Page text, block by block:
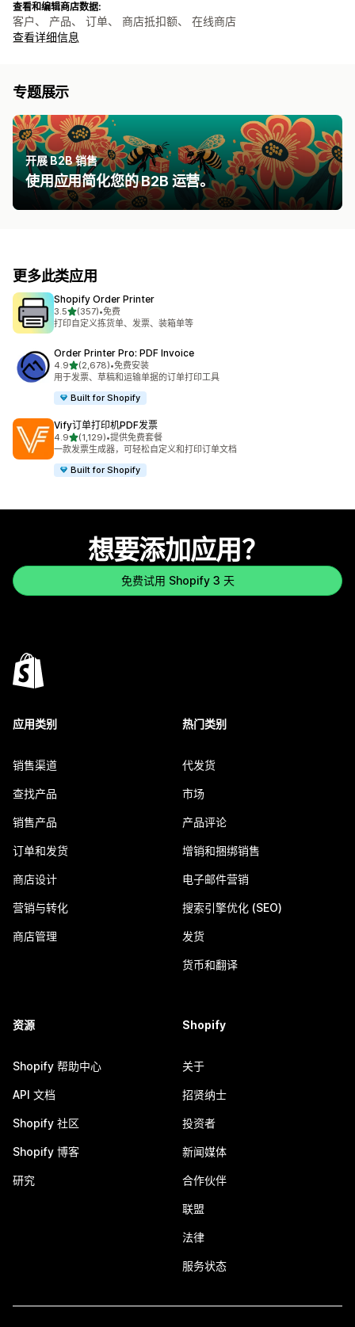
查看和编辑商店数据:
客户、 产品、 订单、 商店抵扣额、 在线商店
查看详细信息
专题展示
开展 B2B 销售
使用应用简化您的 B2B 运营。
更多此类应用
Shopify Order Printer
3.5星（满分 5 星）
(357)
总共 357 条评论
•免费
打印自定义拣货单、发票、装箱单等
Order Printer Pro: PDF Invoice
4.9星（满分 5 星）
(2,678)
总共 2678 条评论
•免费安装
用于发票、草稿和运输单据的订单打印工具
Built for Shopify
Vify订单打印机PDF发票
4.9星（满分 5 星）
(1,129)
总共 1129 条评论
•提供免费套餐
一款发票生成器，可轻松自定义和打印订单文档
Built for Shopify
想要添加应用？
免费试用 Shopify 3 天
应用类别
销售渠道
查找产品
销售产品
订单和发货
商店设计
营销与转化
商店管理
热门类别
代发货
市场
产品评论
增销和捆绑销售
电子邮件营销
搜索引擎优化 (SEO)
发货
货币和翻译
资源
Shopify 帮助中心
API 文档
Shopify 社区
Shopify 博客
研究
Shopify
关于
招贤纳士
投资者
新闻媒体
合作伙伴
联盟
法律
服务状态